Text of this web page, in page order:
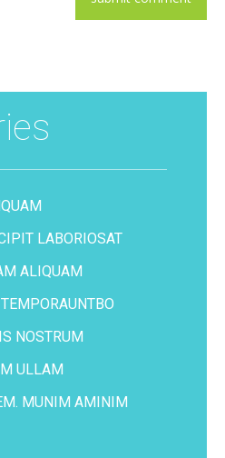
LABORIOSAT
ALIQUAM
NOSTRUM
ULLAM
MUNIM AMINIM